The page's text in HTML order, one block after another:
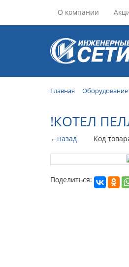
О компании
Главная Оборудование
!КОТЕЛ
←назад Код
Поделиться: